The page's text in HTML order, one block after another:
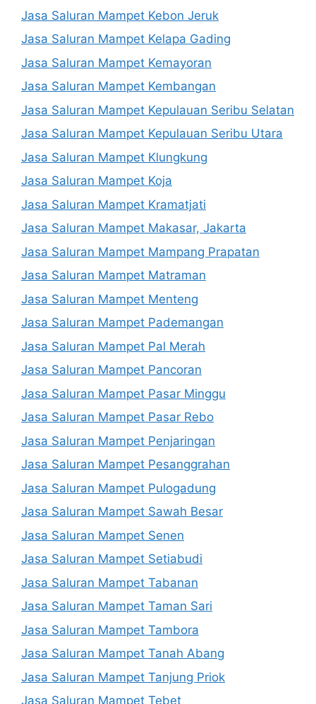
Jasa Saluran Mampet Kebon Jeruk
Jasa Saluran Mampet Kelapa Gading
Jasa Saluran Mampet Kemayoran
Jasa Saluran Mampet Kembangan
Jasa Saluran Mampet Kepulauan Seribu Selatan
Jasa Saluran Mampet Kepulauan Seribu Utara
Jasa Saluran Mampet Klungkung
Jasa Saluran Mampet Koja
Jasa Saluran Mampet Kramatjati
Jasa Saluran Mampet Makasar, Jakarta
Jasa Saluran Mampet Mampang Prapatan
Jasa Saluran Mampet Matraman
Jasa Saluran Mampet Menteng
Jasa Saluran Mampet Pademangan
Jasa Saluran Mampet Pal Merah
Jasa Saluran Mampet Pancoran
Jasa Saluran Mampet Pasar Minggu
Jasa Saluran Mampet Pasar Rebo
Jasa Saluran Mampet Penjaringan
Jasa Saluran Mampet Pesanggrahan
Jasa Saluran Mampet Pulogadung
Jasa Saluran Mampet Sawah Besar
Jasa Saluran Mampet Senen
Jasa Saluran Mampet Setiabudi
Jasa Saluran Mampet Tabanan
Jasa Saluran Mampet Taman Sari
Jasa Saluran Mampet Tambora
Jasa Saluran Mampet Tanah Abang
Jasa Saluran Mampet Tanjung Priok
Jasa Saluran Mampet Tebet